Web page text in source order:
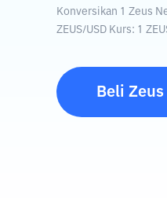
Konversikan 1 Zeus
ZEUS/USD Kurs: 1
Beli